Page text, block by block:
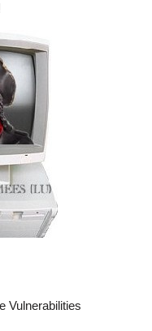
Vulnerabilities